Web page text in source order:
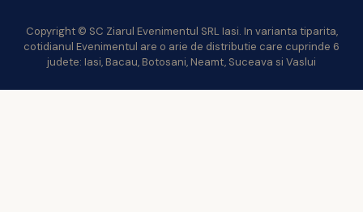
Copyright © SC Ziarul Evenimentul SRL Iasi. In varianta tiparita,
cotidianul Evenimentul are o arie de distributie care cuprinde 6
judete: Iasi, Bacau, Botosani, Neamt, Suceava si Vaslui